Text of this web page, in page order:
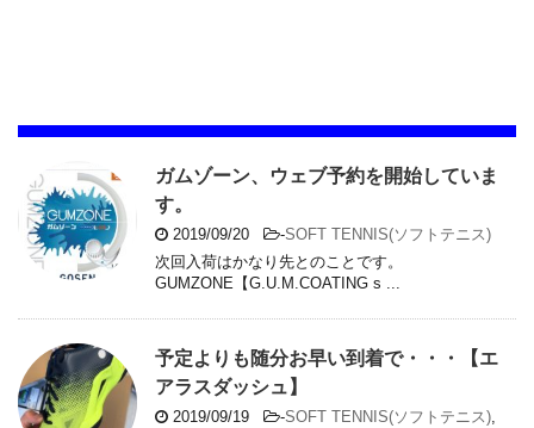
ガムゾーン、ウェブ予約を開始していま
す。
2019/09/20 -SOFT TENNIS(ソフトテニス)
次回入荷はかなり先とのことです。
GUMZONE【G.U.M.COATING s ...
予定よりも随分お早い到着で・・・【エ
アラスダッシュ】
2019/09/19 -SOFT TENNIS(ソフトテニス),